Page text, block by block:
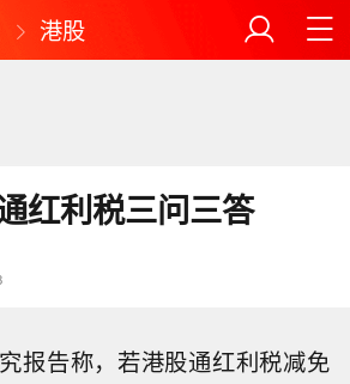
港股
红利税三问三答
报告称，若港股通红利税减免